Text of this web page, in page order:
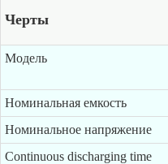
Черты
Модель
Номинальная емкость
Номинальное напряжение
Continuous discharging time